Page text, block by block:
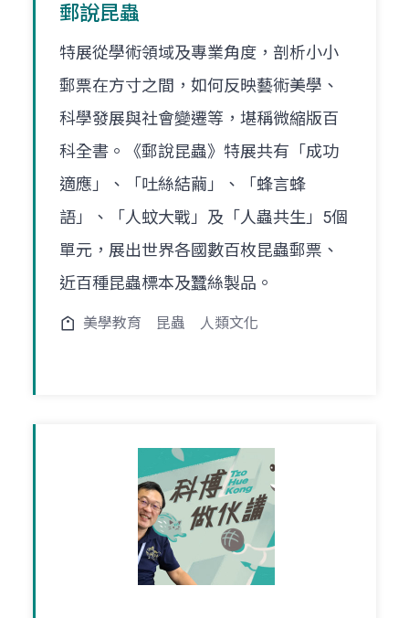
郵說昆蟲
特展從學術領域及專業角度，剖析小小
郵票在方寸之間，如何反映藝術美學、
科學發展與社會變遷等，堪稱微縮版百
科全書。《郵說昆蟲》特展共有「成功
適應」、「吐絲結繭」、「蜂言蜂
語」、「人蚊大戰」及「人蟲共生」5個
單元，展出世界各國數百枚昆蟲郵票、
近百種昆蟲標本及蠶絲製品。
美學教育 昆蟲 人類文化